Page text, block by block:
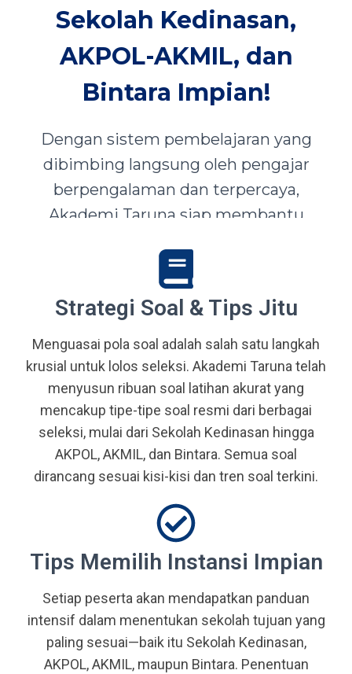
Sekolah Kedinasan,
AKPOL-AKMIL, dan
Bintara Impian!
Dengan sistem pembelajaran yang
dibimbing langsung oleh pengajar
berpengalaman dan terpercaya,
Akademi Taruna siap membantu
mewujudkan impian menjadi Taruna,
Abdi Negara, serta prajurit terbaik
bangsa.
Strategi Soal & Tips Jitu
Menguasai pola soal adalah salah satu langkah
krusial untuk lolos seleksi. Akademi Taruna telah
menyusun ribuan soal latihan akurat yang
mencakup tipe-tipe soal resmi dari berbagai
seleksi, mulai dari Sekolah Kedinasan hingga
AKPOL, AKMIL, dan Bintara. Semua soal
dirancang sesuai kisi-kisi dan tren soal terkini.
Tips Memilih Instansi Impian
Setiap peserta akan mendapatkan panduan
intensif dalam menentukan sekolah tujuan yang
paling sesuai—baik itu Sekolah Kedinasan,
AKPOL, AKMIL, maupun Bintara. Penentuan